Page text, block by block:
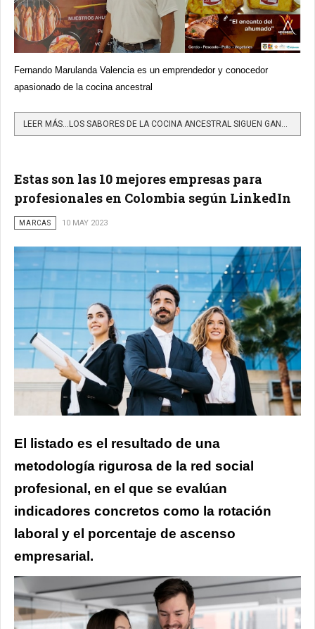
Fernando Marulanda Valencia es un emprendedor y conocedor
apasionado de la cocina ancestral
LEER MÁS…LOS SABORES DE LA COCINA ANCESTRAL SIGUEN GANANDO CONSUMIDORES
Estas son las 10 mejores empresas para
profesionales en Colombia según LinkedIn
MARCAS 10 MAY 2023
El listado es el resultado de una
metodología rigurosa de la red social
profesional, en el que se evalúan
indicadores concretos como la rotación
laboral y el porcentaje de ascenso
empresarial.